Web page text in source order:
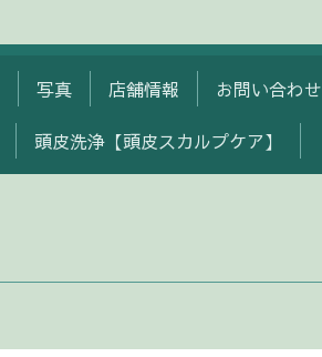
写真 店舗情報 お問い合わせ
頭皮洗浄【頭皮スカルプケア】